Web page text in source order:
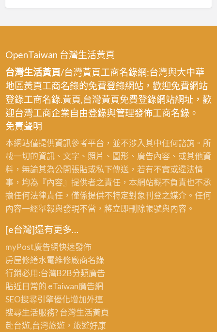
OpenTaiwan 台灣生活黃頁
台灣生活黃頁/台灣黃頁工商名錄網:台灣與大中華
地區黃頁工商名錄的免費登錄網站，歡迎免費網站
登錄工商名錄.黃頁,台灣黃頁免費登錄網站網址，歡
迎台灣工商企業自由登錄與管理發佈工商名錄。
免責聲明
本網站僅提供資訊參考平台，並不涉入其中任何諮詢。所
載一切的資訊、文字、照片、圖形、廣告內容、或其他資
料，無論其為公開張貼或私下傳送，若有不實或違法情
事，均為『內容』提供者之責任，本網站概不負責也不承
擔任何法律責任，僅係提供不特定對象刊登之媒介。任何
內容一經舉報與發現不當，將立即刪除帳號與內容。
[e台灣]還有更多…
myPost廣告網快速發佈
房屋修繕水電維修廠商名錄
行銷必用:台灣B2B分類廣告
貼近日常的 eTaiwan廣告網
SEO搜尋引擎優化增加外連
搜尋生活服務? 台灣生活黃頁
赴台遊,台灣旅遊，旅遊好康